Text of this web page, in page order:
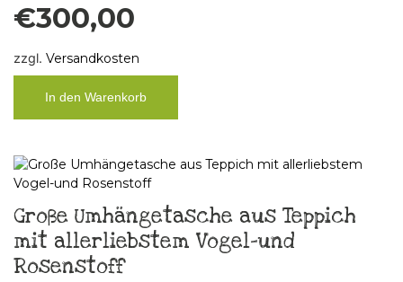
€300,00
zzgl. Versandkosten
In den Warenkorb
Große Umhängetasche aus Teppich
mit allerliebstem Vogel-und
Rosenstoff